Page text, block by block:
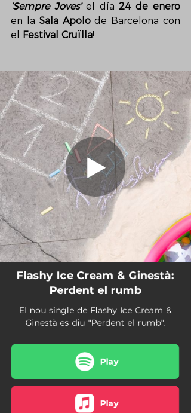
‘Sempre Joves’ el día 24 de enero
en la Sala Apolo de Barcelona con
el
Festival Cruïlla!